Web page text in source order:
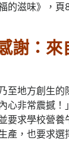
的滋味》，頁
謝：來
至地方創生的
心非常震撼！
要求學校營養
，也要求選